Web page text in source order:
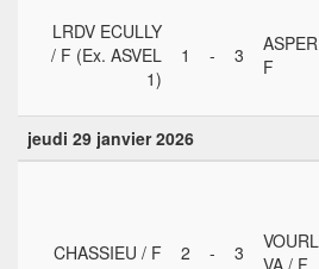
LRDV ECULLY
/ F (Ex. ASVEL
1)
1 - 3
F
jeudi 29 janvier 2026
CHASSIEU / F 2 - 3
VA / F